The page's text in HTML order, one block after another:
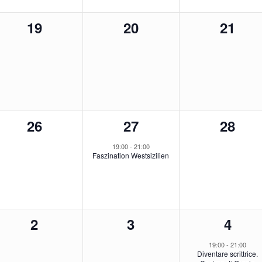
0
19
0
20
0
21
0
Veranstaltungen,
26
1
Veranstaltung,
27
19:00- 21:00
Faszination Westsizilien
0
28
0
2
0
Veranstaltungen,
3
1
4
19:00-21:00
Diventare scrittrice.